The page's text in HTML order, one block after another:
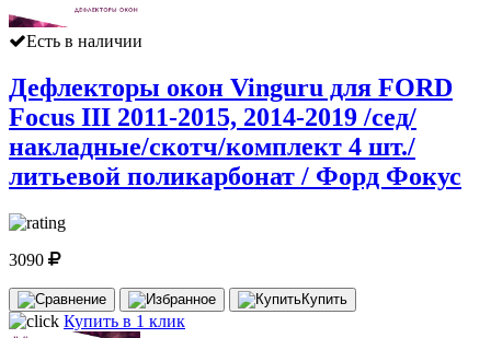
Есть в наличии
Дефлекторы окон Vinguru для FORD
Focus III 2011-2015, 2014-2019 /сед/
накладные/скотч/комплект 4 шт./
литьевой поликарбонат / Форд Фокус
3090
Купить
Купить в 1 клик